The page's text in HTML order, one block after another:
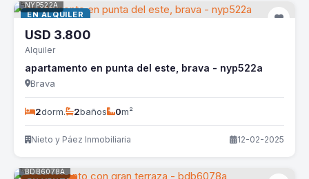
EN ALQUILER
NYP522A
USD 3.800
Alquiler
apartamento en punta del este, brava - nyp522a
Brava
2dorm. 2baños 0m²
Nieto y Páez Inmobiliaria 12-02-2025
BDB6078A